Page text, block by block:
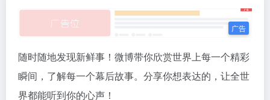
随时随地发现新鲜事！微博带你欣赏世界上每一个精彩
瞬间，了解每一个幕后故事。分享你想表达的，让全世
界都能听到你的心声！